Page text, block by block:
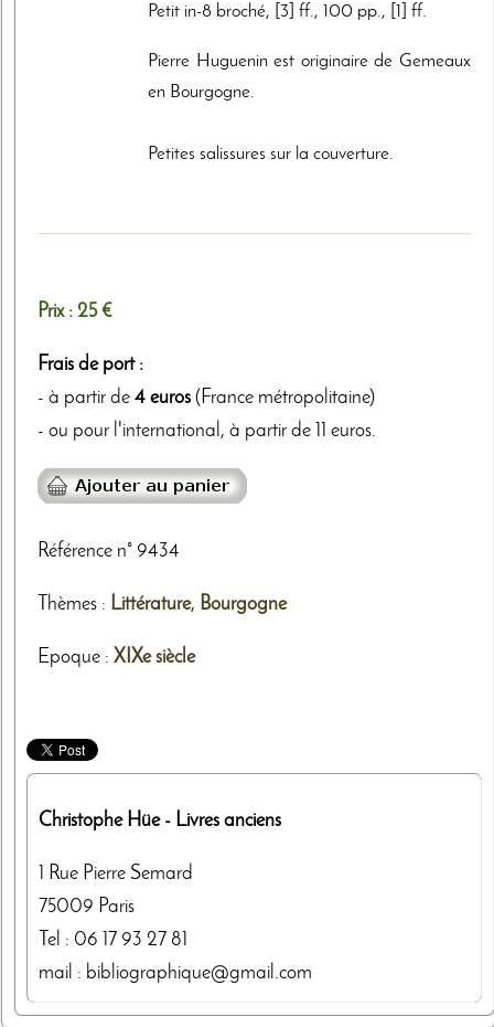
Petit in-8 broché, [3] ff., 100 pp., [1] ff.
Pierre Huguenin est originaire de Gemeaux
en Bourgogne.
Petites salissures sur la couverture.
Prix : 25 €
Frais de port :
- à partir de 4 euros (France métropolitaine)
- ou pour l'international, à partir de 11 euros.
Référence n° 9434
Thèmes : Littérature, Bourgogne
Epoque : XIXe siècle
Christophe Hüe- Livres anciens
1 Rue Pierre Semard
75009 Paris
Tel : 06 17 93 27 81
mail : bibliographique@gmail.com